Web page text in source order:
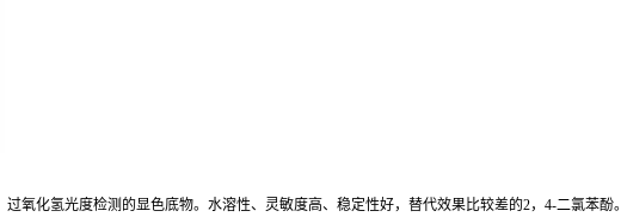
氧化氢光度检测的显色底物。水溶性、灵敏度高、稳定性好，替代效果比较差的2，4-二氯苯酚。